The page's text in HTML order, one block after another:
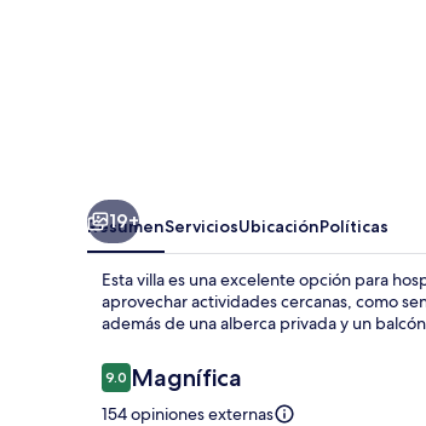
19+
ResumenServiciosUbicaciónPolíticas
Esta villa es una excelente opción para
aprovechar actividades cercanas, como
además de una alberca privada y un
Opiniones
9.09.0 de 10,
Magnífica
154 opiniones externas